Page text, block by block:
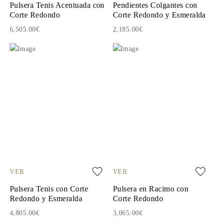
Pulsera Tenis Acentuada con
Corte Redondo
6,505.00€
Pendientes Colgantes con
Corte Redondo y Esmeralda
2,185.00€
VER
Pulsera Tenis con Corte
Redondo y Esmeralda
4,805.00€
VER
Pulsera en Racimo con
Corte Redondo
3,065.00€